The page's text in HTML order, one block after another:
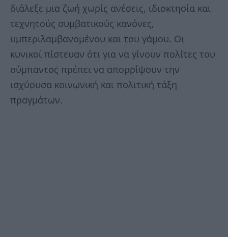
διάλεξε µια ζωή χωρίς ανέσεις, ιδιοκτησία και
τεχνητούς συµβατικούς κανόνες,
υµπεριλαµβανοµένου και του γάµου. Οι
κυνικοί πίστευαν ότι για να γίνουν πολίτες του
σύµπαντος πρέπει να απορρίψουν την
ισχύουσα κοινωνική και πολιτική τάξη
πραγµάτων.